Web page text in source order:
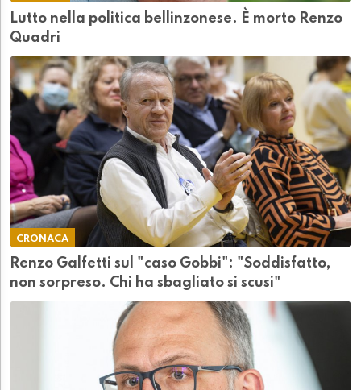
Lutto nella politica bellinzonese. È morto Renzo
Quadri
CRONACA
Renzo Galfetti sul "caso Gobbi": "Soddisfatto,
non sorpreso. Chi ha sbagliato si scusi"